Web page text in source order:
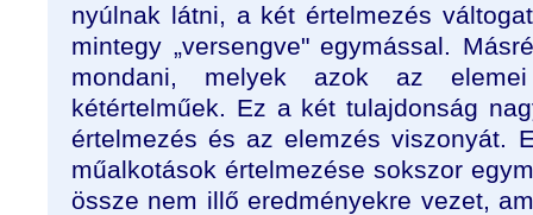
nyúlnak látni, a két értelmezés
mintegy „versengve" egymással.
mondani, melyek azok az
kétértelműek. Ez a két tulajdonság
értelmezés és az elemzés viszonyát.
műalkotások értelmezése sokszor
össze nem illő eredményekre vezet,